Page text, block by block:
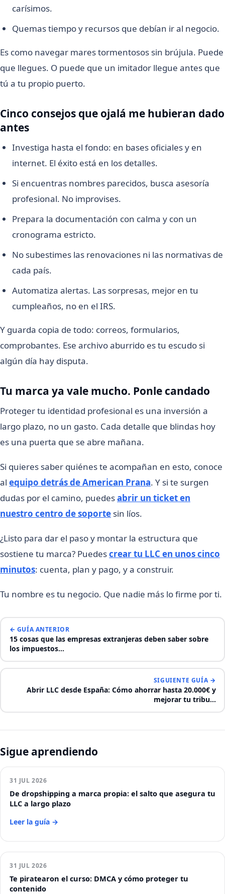
carísimos.
Quemas tiempo y recursos que debían ir al negocio.
Es como navegar mares tormentosos sin brújula. Puede
que llegues. O puede que un imitador llegue antes que
tú a tu propio puerto.
Cinco consejos que ojalá me hubieran dado
antes
Investiga hasta el fondo: en bases oficiales y en
internet. El éxito está en los detalles.
Si encuentras nombres parecidos, busca asesoría
profesional. No improvises.
Prepara la documentación con calma y con un
cronograma estricto.
No subestimes las renovaciones ni las normativas de
cada país.
Automatiza alertas. Las sorpresas, mejor en tu
cumpleaños, no en el IRS.
Y guarda copia de todo: correos, formularios,
comprobantes. Ese archivo aburrido es tu escudo si
algún día hay disputa.
Tu marca ya vale mucho. Ponle candado
Proteger tu identidad profesional es una inversión a
largo plazo, no un gasto. Cada detalle que blindas hoy
es una puerta que se abre mañana.
Si quieres saber quiénes te acompañan en esto, conoce
al equipo detrás de American Prana. Y si te surgen
dudas por el camino, puedesabrir un ticket en
nuestro centro de soporte sin líos.
¿Listo para dar el paso y montar la estructura que
sostiene tu marca? Puedescrear tu LLC en unos cinco
minutos: cuenta, plan y pago, y a construir.
Tu nombre es tu negocio. Que nadie más lo firme por ti.
← GUÍA ANTERIOR
15 cosas que las empresas extranjeras deben saber sobre
los impuestos…
SIGUIENTE GUÍA →
Abrir LLC desde España: Cómo ahorrar hasta 20.000€ y
mejorar tu tribu…
Sigue aprendiendo
31 JUL 2026
De dropshipping a marca propia: el salto que asegura tu
LLC a largo plazo
Leer la guía →
31 JUL 2026
Te piratearon el curso: DMCA y cómo proteger tu
contenido